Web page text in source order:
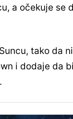
a očekuje se
tako da
i dodaje da